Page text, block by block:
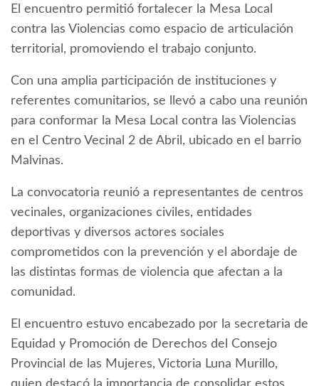
El encuentro permitió fortalecer la Mesa Local
contra las Violencias como espacio de articulación
territorial, promoviendo el trabajo conjunto.
Con una amplia participación de instituciones y
referentes comunitarios, se llevó a cabo una reunión
para conformar la Mesa Local contra las Violencias
en el Centro Vecinal 2 de Abril, ubicado en el barrio
Malvinas.
La convocatoria reunió a representantes de centros
vecinales, organizaciones civiles, entidades
deportivas y diversos actores sociales
comprometidos con la prevención y el abordaje de
las distintas formas de violencia que afectan a la
comunidad.
El encuentro estuvo encabezado por la secretaria de
Equidad y Promoción de Derechos del Consejo
Provincial de las Mujeres, Victoria Luna Murillo,